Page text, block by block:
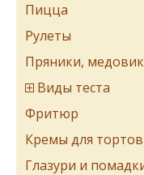
Пицца
Рулеты
Пряники,
Виды теста
Фритюр
Кремы для тортов
Глазури и